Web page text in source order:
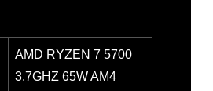
AMD RYZEN 7 5700
3.7GHZ 65W AM4